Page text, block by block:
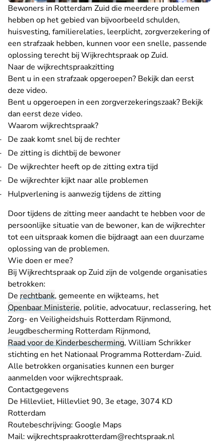
Bewoners in Rotterdam Zuid die meerdere problemen
hebben op het gebied van bijvoorbeeld schulden,
huisvesting, familierelaties, leerplicht, zorgverzekering of
een strafzaak hebben, kunnen voor een snelle, passende
oplossing terecht bij Wijkrechtspraak op Zuid.
Naar de wijkrechtspraakzitting
Bent u in een strafzaak opgeroepen? Bekijk dan eerst
deze video.
Bent u opgeroepen in een zorgverzekeringszaak? Bekijk
dan eerst deze video.
Waarom wijkrechtspraak?
De zaak komt snel bij de rechter
De zitting is dichtbij de bewoner
De wijkrechter heeft op de zitting extra tijd
De wijkrechter kijkt naar alle problemen
Hulpverlening is aanwezig tijdens de zitting
Door tijdens de zitting meer aandacht te hebben voor de
persoonlijke situatie van de bewoner, kan de wijkrechter
tot een uitspraak komen die bijdraagt aan een duurzame
oplossing van de problemen.
Wie doen er mee?
Bij Wijkrechtspraak op Zuid zijn de volgende organisaties
betrokken:
De rechtbank, gemeente en wijkteams, het
Openbaar Ministerie, politie, advocatuur, reclassering, het
Zorg- en Veiligheidshuis Rotterdam Rijnmond,
Jeugdbescherming Rotterdam Rijnmond,
Raad voor de Kinderbescherming, William Schrikker
stichting en het Nationaal Programma Rotterdam-Zuid.
Alle betrokken organisaties kunnen een burger
aanmelden voor wijkrechtspraak.
Contactgegevens
De Hillevliet, Hillevliet 90, 3e etage, 3074 KD
Rotterdam
Routebeschrijving: Google Maps
Mail: wijkrechtspraakrotterdam@rechtspraak.nl- U verlaat